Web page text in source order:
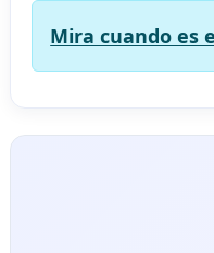
Mira cuando es